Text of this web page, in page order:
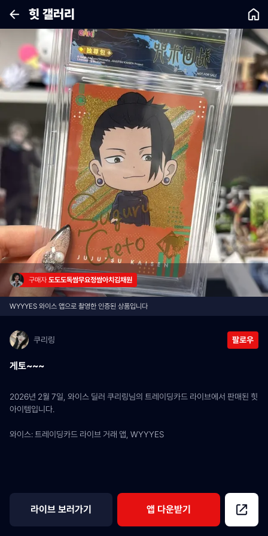
힛 갤러리
구매자 도도도독쌈무요정쌈아치김채원
WYYYES 와이스 앱으로 촬영한 인증된 상품입니다
쿠리링 팔로우
게토~~~
2026년 2월 7일, 와이스 딜러 쿠리링님의 트레이딩카드 라이브에서 판매된 힛
아이템입니다.
와이스: 트레이딩카드 라이브 거래 앱, WYYYES
라이브 보러가기 앱 다운받기